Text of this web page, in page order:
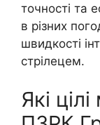
точності та
в різних
швидкості
стрілецем.
Які